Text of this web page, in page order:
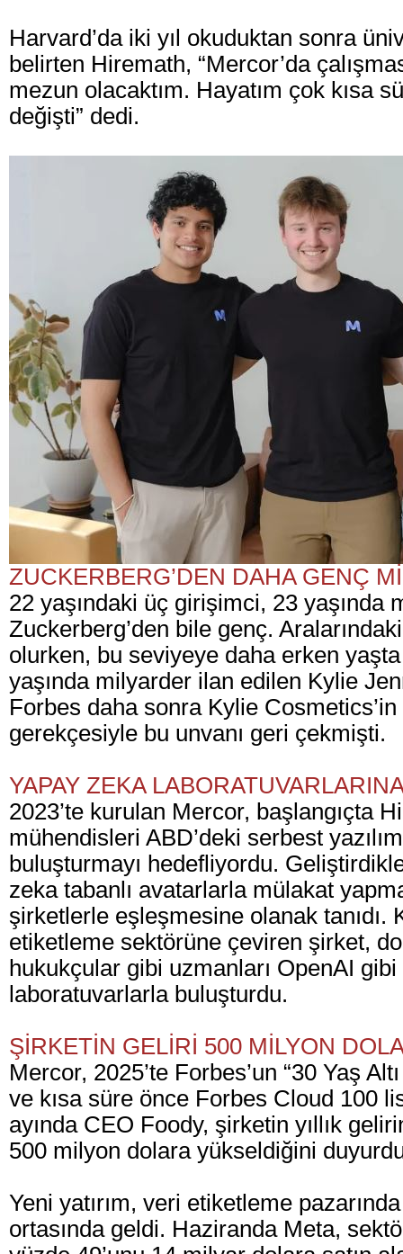
Harvard’da iki yıl okuduktan sonra
belirten Hiremath, “Mercor’da
mezun olacaktım. Hayatım çok kısa
değişti” dedi.
ZUCKERBERG’DEN DAHA GENÇ
22 yaşındaki üç girişimci, 23 yaşında
Zuckerberg’den bile genç.
olurken, bu seviyeye daha erken
yaşında milyarder ilan edilen Kylie
Forbes daha sonra Kylie Cosmetics’in
gerekçesiyle bu unvanı geri çekmişti.
YAPAY ZEKA
2023’te kurulan Mercor, başlangıçta
mühendisleri ABD’deki serbest
buluşturmayı hedefliyordu.
zeka tabanlı avatarlarla mülakat
şirketlerle eşleşmesine olanak tanıdı.
etiketleme sektörüne çeviren şirket,
hukukçular gibi uzmanları OpenAI
laboratuvarlarla buluşturdu.
ŞİRKETİN GELİRİ 500 MİLYON
Mercor, 2025’te Forbes’un “30 Yaş
ve kısa süre önce Forbes Cloud 100
ayında CEO Foody, şirketin yıllık
500 milyon dolara yükseldiğini
Yeni yatırım, veri etiketleme
ortasında geldi. Haziranda Meta,